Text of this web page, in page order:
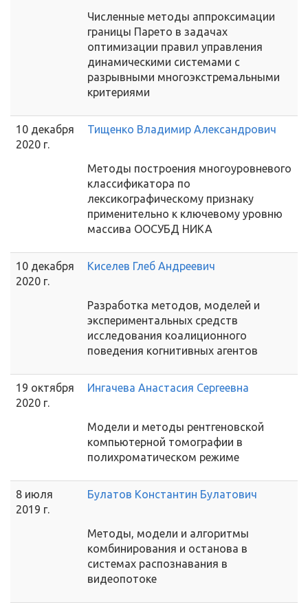
Численные методы аппроксимации
границы Парето в задачах
оптимизации правил управления
динамическими системами с
разрывными многоэкстремальными
критериями
10 декабря
2020 г.
Тищенко Владимир Александрович
Методы построения многоуровневого
классификатора по
лексикографическому признаку
применительно к ключевому уровню
массива ООСУБД НИКА
10 декабря
2020 г.
Киселев Глеб Андреевич
Разработка методов, моделей и
экспериментальных средств
исследования коалиционного
поведения когнитивных агентов
19 октября
2020 г.
Ингачева Анастасия Сергеевна
Модели и методы рентгеновской
компьютерной томографии в
полихроматическом режиме
8 июля
2019 г.
Булатов Константин Булатович
Методы, модели и алгоритмы
комбинирования и останова в
системах распознавания в
видеопотоке